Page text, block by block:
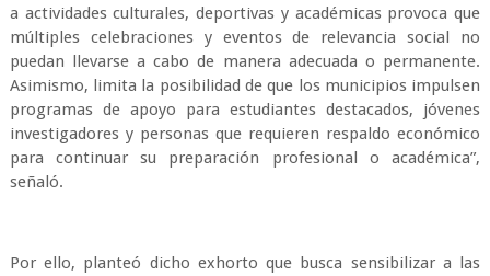
a actividades culturales, deportivas y académicas provoca que
múltiples celebraciones y eventos de relevancia social no
puedan llevarse a cabo de manera adecuada o permanente.
Asimismo, limita la posibilidad de que los municipios impulsen
programas de apoyo para estudiantes destacados, jóvenes
investigadores y personas que requieren respaldo económico
para continuar su preparación profesional o académica”,
señaló.
Por ello, planteó dicho exhorto que busca sensibilizar a las